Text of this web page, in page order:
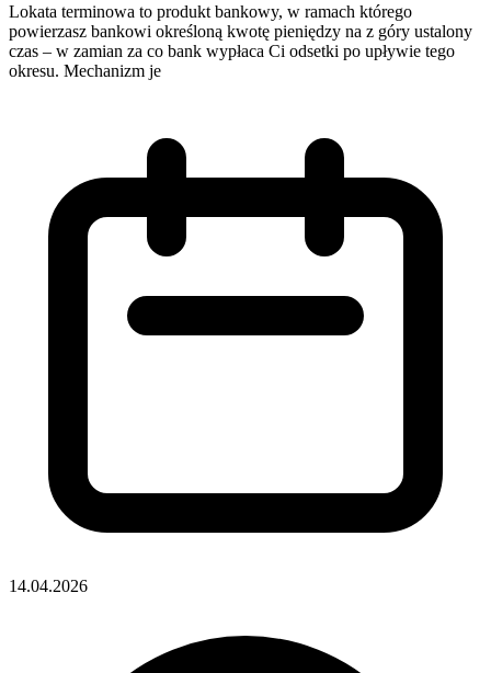
Lokata terminowa to produkt bankowy, w ramach którego
powierzasz bankowi określoną kwotę pieniędzy na z góry ustalony
czas – w zamian za co bank wypłaca Ci odsetki po upływie tego
okresu. Mechanizm je
14.04.2026